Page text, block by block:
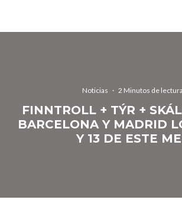
Noticias · 2 Minutos de lectura
FINNTROLL + TÝR +
BARCELONA Y MADRID
Y 13 DE ESTE